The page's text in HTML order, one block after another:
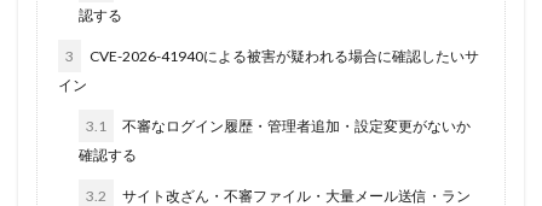
認する
3
CVE-2026-41940による被害が疑われる場合に確認したいサ
イン
3.1
不審なログイン履歴・管理者追加・設定変更がないか
確認する
3.2
サイト改ざん・不審ファイル・大量メール送信・ラン